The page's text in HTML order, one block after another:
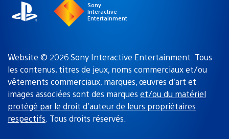
Sony
Interactive
Entertainment
Website © 2026 Sony Interactive Entertainment. Tous
les contenus, titres de jeux, noms commerciaux et/ou
vêtements commerciaux, marques, œuvres d’art et
images associées sont des marques et/ou du matériel
protégé par le droit d’auteur de leurs propriétaires
respectifs. Tous droits réservés.